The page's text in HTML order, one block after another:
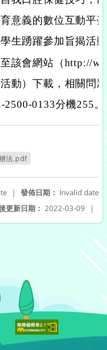
意義的數位互動平
生踴躍參加旨揭活
該會網站（http://
動）下載，相關問
0133分機255。
法.pdf
發佈日期： Invalid date
|
更新日期： 2022-03-09 |